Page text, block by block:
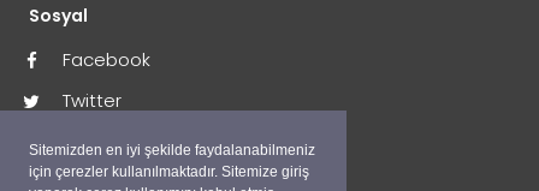
Sitemizden en iyi şekilde faydalanabilmeniz
için çerezler kullanılmaktadır. Sitemize giriş
Sosyal
Facebook
Twitter
İnstagram